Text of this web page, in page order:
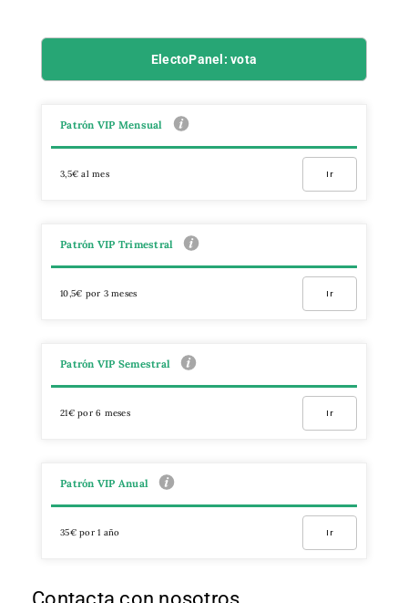
ElectoPanel: vota
Patrón VIP Mensual
3,5€ al mes Ir
Patrón VIP Trimestral
10,5€ por 3 meses Ir
Patrón VIP Semestral
21€ por 6 meses Ir
Patrón VIP Anual
35€ por 1 año Ir
Contacta con nosotros